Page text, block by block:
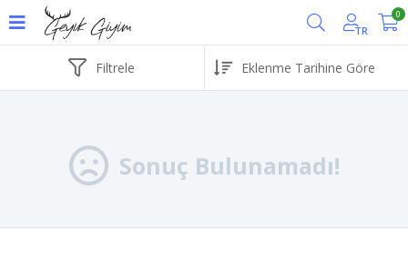
TR
0
Filtrele
Sonuç Bulunamadı!